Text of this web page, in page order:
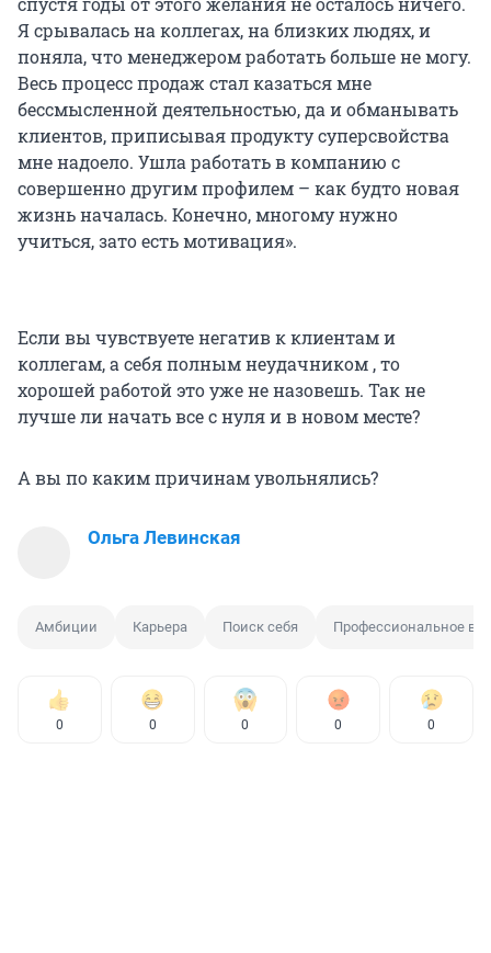
Я срывалась на коллегах, на близких людях, и
поняла, что менеджером работать больше не могу.
Весь процесс продаж стал казаться мне
бессмысленной деятельностью, да и обманывать
клиентов, приписывая продукту суперсвойства
мне надоело. Ушла работать в компанию с
совершенно другим профилем – как будто новая
жизнь началась. Конечно, многому нужно
учиться, зато есть мотивация».
Если вы чувствуете негатив к клиентам и
коллегам, а себя полным неудачником , то
хорошей работой это уже не назовешь. Так не
лучше ли начать все с нуля и в новом месте?
А вы по каким причинам увольнялись?
Ольга Левинская
Амбиции Карьера Поиск себя Профессиональное
0 0 0 0 0